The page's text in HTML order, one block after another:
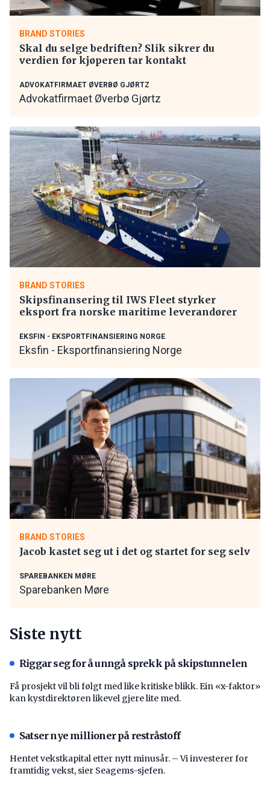
BRAND STORIES
Skal du selge bedriften? Slik sikrer du
verdien før kjøperen tar kontakt
ADVOKATFIRMAET ØVERBØ GJØRTZ
Advokatfirmaet Øverbø Gjørtz
BRAND STORIES
Skipsfinansering til IWS Fleet styrker
eksport fra norske maritime leverandører
EKSFIN - EKSPORTFINANSIERING NORGE
Eksfin - Eksportfinansiering Norge
BRAND STORIES
Jacob kastet seg ut i det og startet for seg selv
SPAREBANKEN MØRE
Sparebanken Møre
Siste nytt
Riggar seg for å unngå sprekk på skipstunnelen
Få prosjekt vil bli følgt med like kritiske blikk. Ein «x-faktor»
kan kystdirektøren likevel gjere lite med.
Satser nye millioner på restråstoff
Hentet vekstkapital etter nytt minusår. – Vi investerer for
framtidig vekst, sier Seagems-sjefen.